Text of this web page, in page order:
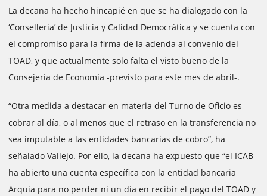
La decana ha hecho hincapié en que se ha dialogado con la
‘Conselleria’ de Justicia y Calidad Democrática y se cuenta con
el compromiso para la firma de la adenda al convenio del
TOAD, y que actualmente solo falta el visto bueno de la
Consejería de Economía -previsto para este mes de abril-.
“Otra medida a destacar en materia del Turno de Oficio es
cobrar al día, o al menos que el retraso en la transferencia no
sea imputable a las entidades bancarias de cobro”, ha
señalado Vallejo. Por ello, la decana ha expuesto que “el ICAB
ha abierto una cuenta específica con la entidad bancaria
Arquia para no perder ni un día en recibir el pago del TOAD y